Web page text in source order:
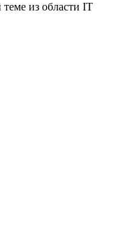
из области IT